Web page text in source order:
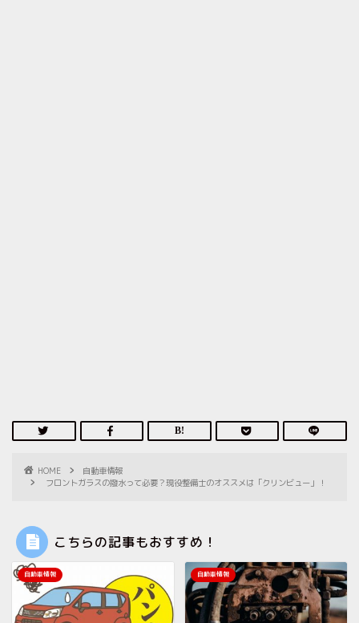
HOME
自動車情報
フロントガラスの撥水って必要？現役整備士のオススメは「クリンビュー」！
こちらの記事もおすすめ！
自動車情報 自動車情報